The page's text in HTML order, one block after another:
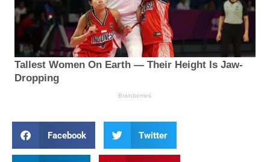
Facebook Twitter